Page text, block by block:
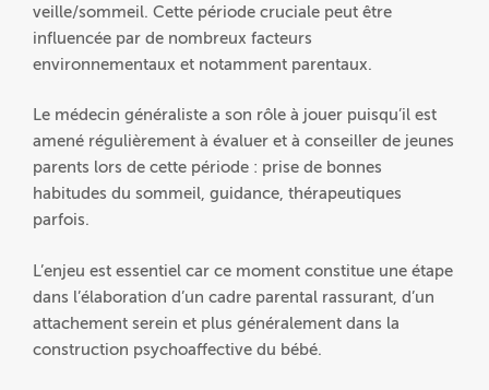
veille/sommeil. Cette période cruciale peut être
influencée par de nombreux facteurs
environnementaux et notamment parentaux.
Le médecin généraliste a son rôle à jouer puisqu’il est
amené régulièrement à évaluer et à conseiller de jeunes
parents lors de cette période : prise de bonnes
habitudes du sommeil, guidance, thérapeutiques
parfois.
L’enjeu est essentiel car ce moment constitue une étape
dans l’élaboration d’un cadre parental rassurant, d’un
attachement serein et plus généralement dans la
construction psychoaffective du bébé.